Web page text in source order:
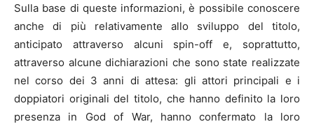
Sulla base di queste informazioni, è possibile conoscere
anche di più relativamente allo sviluppo del titolo,
anticipato attraverso alcuni spin-off e, soprattutto,
attraverso alcune dichiarazioni che sono state realizzate
nel corso dei 3 anni di attesa: gli attori principali e i
doppiatori originali del titolo, che hanno definito la loro
presenza in God of War, hanno confermato la loro